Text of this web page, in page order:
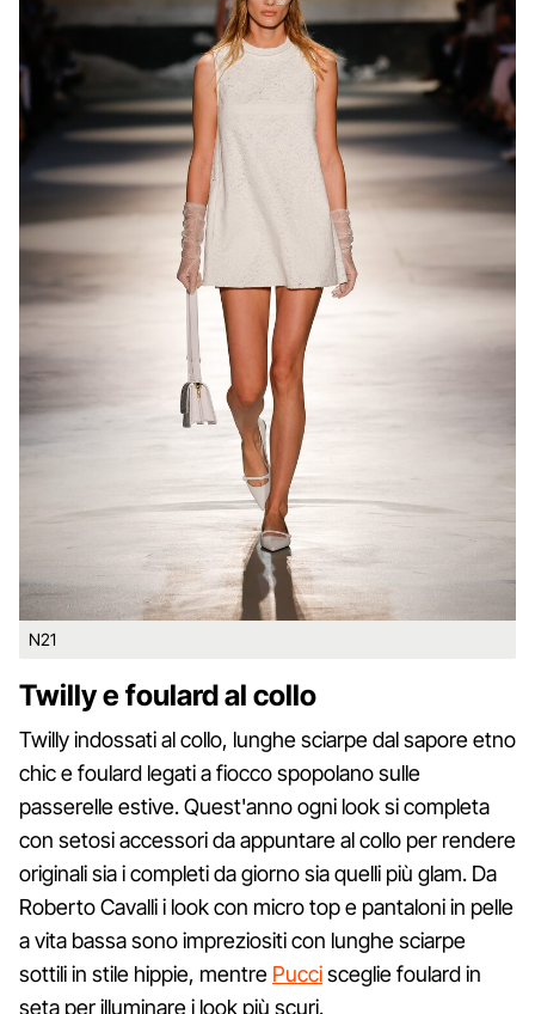
N21
Twilly e foulard al collo
Twilly indossati al collo, lunghe sciarpe dal sapore etno
chic e foulard legati a fiocco spopolano sulle
passerelle estive. Quest'anno ogni look si completa
con setosi accessori da appuntare al collo per rendere
originali sia i completi da giorno sia quelli più glam. Da
Roberto Cavalli i look con micro top e pantaloni in pelle
a vita bassa sono impreziositi con lunghe sciarpe
sottili in stile hippie, mentre Puccisceglie foulard in
seta per illuminare i look più scuri.